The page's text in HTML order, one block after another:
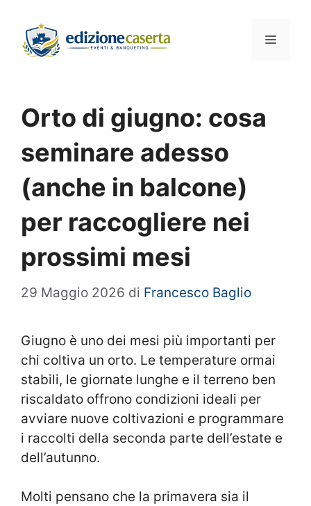
contenuto
Menu
Orto di giugno: cosa
seminare adesso
(anche in balcone)
per raccogliere nei
prossimi mesi
29 Maggio 2026 di Francesco Baglio
Giugno è uno dei mesi più importanti per
chi coltiva un orto. Le temperature ormai
stabili, le giornate lunghe e il terreno ben
riscaldato offrono condizioni ideali per
avviare nuove coltivazioni e programmare
i raccolti della seconda parte dell’estate e
dell’autunno.
Molti pensano che la primavera sia il